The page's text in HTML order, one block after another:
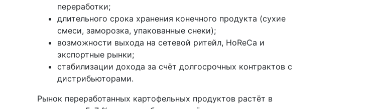
переработки;
длительного срока хранения конечного продукта (сухие
смеси, заморозка, упакованные снеки);
возможности выхода на сетевой ритейл, HoReCa и
экспортные рынки;
стабилизации дохода за счёт долгосрочных контрактов с
дистрибьюторами.
Рынок переработанных картофельных продуктов растёт в